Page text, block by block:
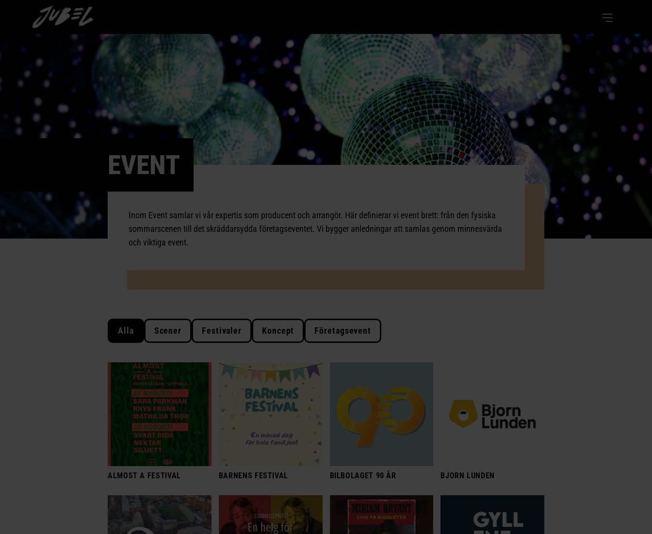
EVENT
Inom Event samlar vi vår expertis som producent och arrangör. Här definierar vi event brett: från den fysiska
sommarscenen till det skräddarsydda företagseventet. Vi bygger anledningar att samlas genom minnesvärda
och viktiga event.
Alla Scener Festivaler Koncept Företagsevent
ALMOST A FESTIVAL BARNENS FESTIVAL BILBOLAGET 90 ÅR BJORN LUNDEN